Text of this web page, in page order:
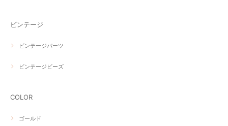
ビンテージ
ビンテージパーツ
ビンテージビーズ
COLOR
ゴールド